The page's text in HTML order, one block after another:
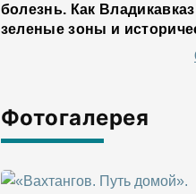
болезнь. Как Владикавказ
зеленые зоны и
Фотогалерея